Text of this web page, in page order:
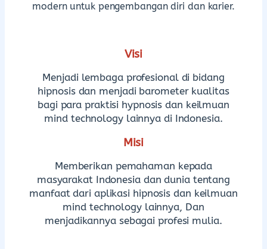
modern untuk pengembangan diri dan karier.
Visi
Menjadi lembaga profesional di bidang
hipnosis dan menjadi barometer kualitas
bagi para praktisi hypnosis dan keilmuan
mind technology lainnya di Indonesia.
Misi
Memberikan pemahaman kepada
masyarakat Indonesia dan dunia tentang
manfaat dari aplikasi hipnosis dan keilmuan
mind technology lainnya, Dan
menjadikannya sebagai profesi mulia.